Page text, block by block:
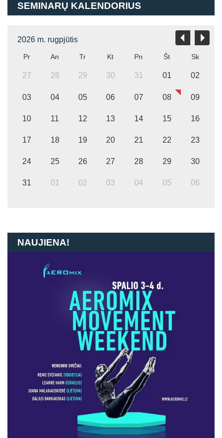
SEMINARŲ KALENDORIUS
2026 m. rugpjūtis
Pr An Tr Kt Pn Št Sk
27 28 29 30 31 01 02
03 04 05 06 07 08 09
10 11 12 13 14 15 16
17 18 19 20 21 22 23
24 25 26 27 28 29 30
31 01 02 03 04 05 06
NAUJIENA!